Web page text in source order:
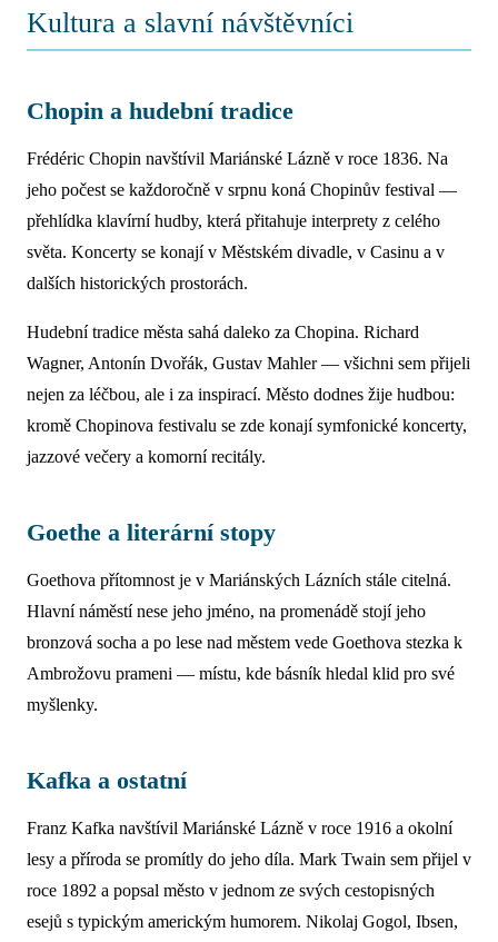
Kultura a slavní návštěvníci
Chopin a hudební tradice
Frédéric Chopin navštívil Mariánské Lázně v roce 1836. Na
jeho počest se každoročně v srpnu koná Chopinův festival —
přehlídka klavírní hudby, která přitahuje interprety z celého
světa. Koncerty se konají v Městském divadle, v Casinu a v
dalších historických prostorách.
Hudební tradice města sahá daleko za Chopina. Richard
Wagner, Antonín Dvořák, Gustav Mahler — všichni sem přijeli
nejen za léčbou, ale i za inspirací. Město dodnes žije hudbou:
kromě Chopinova festivalu se zde konají symfonické koncerty,
jazzové večery a komorní recitály.
Goethe a literární stopy
Goethova přítomnost je v Mariánských Lázních stále citelná.
Hlavní náměstí nese jeho jméno, na promenádě stojí jeho
bronzová socha a po lese nad městem vede Goethova stezka k
Ambrožovu prameni — místu, kde básník hledal klid pro své
myšlenky.
Kafka a ostatní
Franz Kafka navštívil Mariánské Lázně v roce 1916 a okolní
lesy a příroda se promítly do jeho díla. Mark Twain sem přijel v
roce 1892 a popsal město v jednom ze svých cestopisných
esejů s typickým americkým humorem. Nikolaj Gogol, Ibsen,